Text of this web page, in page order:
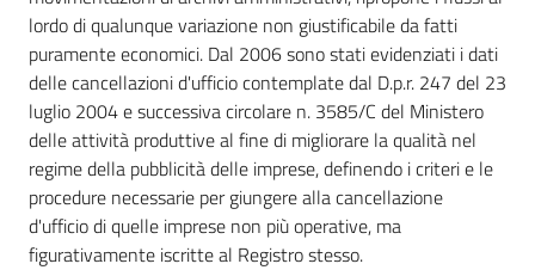
lordo di qualunque variazione non giustificabile da fatti
puramente economici. Dal 2006 sono stati evidenziati i dati
delle cancellazioni d'ufficio contemplate dal D.p.r. 247 del 23
luglio 2004 e successiva circolare n. 3585/C del Ministero
delle attività produttive al fine di migliorare la qualità nel
regime della pubblicità delle imprese, definendo i criteri e le
procedure necessarie per giungere alla cancellazione
d'ufficio di quelle imprese non più operative, ma
figurativamente iscritte al Registro stesso.